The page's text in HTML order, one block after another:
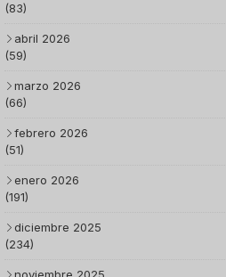
(83)
abril 2026
(59)
marzo 2026
(66)
febrero 2026
(51)
enero 2026
(191)
diciembre 2025
(234)